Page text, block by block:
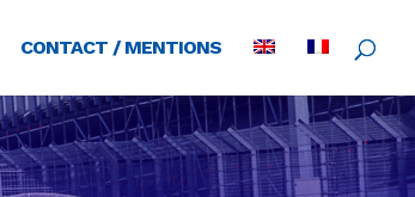
CONTACT / MENTIONS